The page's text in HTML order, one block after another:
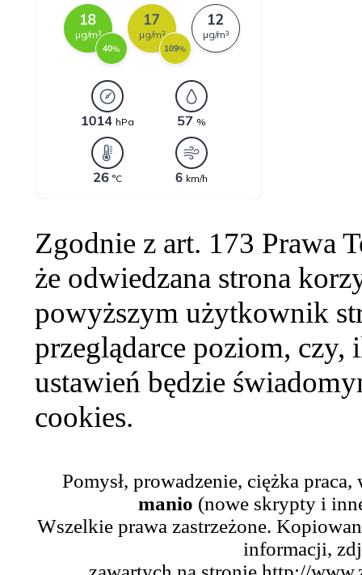
Zgodnie z art. 173 Prawa
że odwiedzana strona
powyższym użytkownik
przeglądarce poziom,
ustawień będzie
cookies.
Pomysł, prowadzenie, ciężka
manio (nowe skrypty i
Wszelkie prawa zastrzeżone.
informacji,